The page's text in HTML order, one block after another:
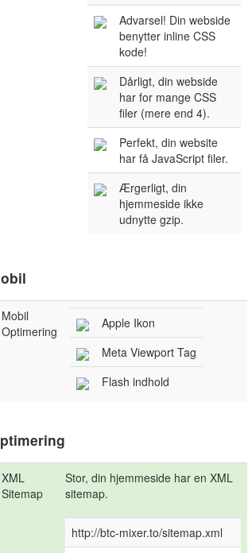
Advarsel! Din webside
benytter inline CSS
kode!
Dårligt, din webside
har for mange CSS
filer (mere end 4).
Perfekt, din website
har få JavaScript filer.
Ærgerligt, din
hjemmeside ikke
udnytte gzip.
Mobil
Optimering
Apple Ikon
Meta Viewport Tag
Flash indhold
XML
Sitemap
Stor, din hjemmeside har en XML
sitemap.
http://btc-mixer.to/sitemap.xml